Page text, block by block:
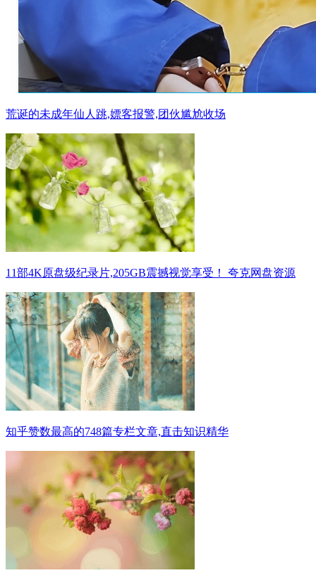
荒诞的未成年仙人跳,嫖客报警,团伙尴尬收场
11部4K原盘级纪录片,205GB震撼视觉享受！ 夸克网盘资源
知乎赞数最高的748篇专栏文章,直击知识精华